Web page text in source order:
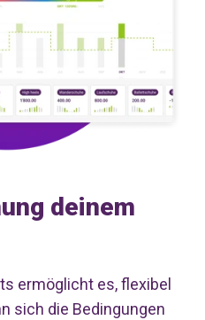
deinem
ermöglicht es, flexibel
sich die Bedingungen